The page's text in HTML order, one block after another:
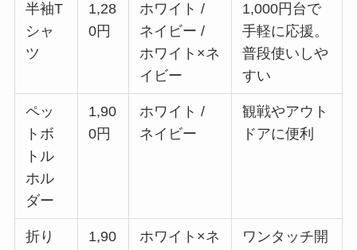
半袖T
シャ
ツ
1,28
0円
ホワイト /
ネイビー /
ホワイト×ネ
イビー
1,000円台で
手軽に応援。
普段使いしや
すい
ペッ
トボ
トル
ホル
ダー
1,90
0円
ホワイト /
ネイビー
観戦やアウト
ドアに便利
折り
1,90
ホワイト×ネ
ワンタッチ開